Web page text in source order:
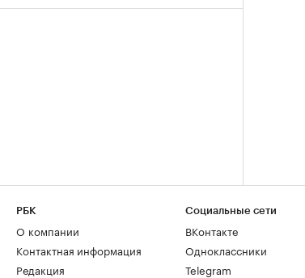
РБК
О компании
Контактная информация
Редакция
Социальные сети
ВКонтакте
Одноклассники
Telegram